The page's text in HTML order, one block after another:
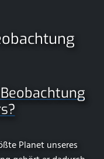
Planet unseres